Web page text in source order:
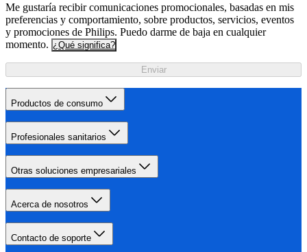
Me gustaría recibir comunicaciones promocionales, basadas en mis
preferencias y comportamiento, sobre productos, servicios, eventos
y promociones de Philips. Puedo darme de baja en cualquier
momento. ¿Qué significa?
Enviar
Productos de consumo
Profesionales sanitarios
Otras soluciones empresariales
Acerca de nosotros
Contacto de soporte